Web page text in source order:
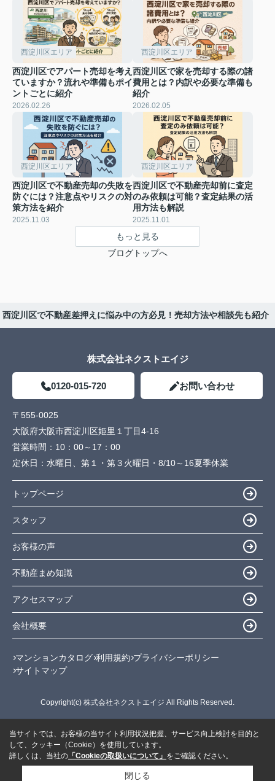
西淀川区エリア
西淀川区でアパート売却を考え
ていますか？流れや準備もポイ
ントごとに紹介
2026.02.26
西淀川区エリア
西淀川区で家を売却する際の諸
費用とは？内訳や必要な準備も
紹介
2026.02.05
西淀川区エリア
西淀川区で不動産売却の失敗を
防ぐには？注意点やリスクの対
策方法を紹介
2025.11.03
西淀川区エリア
西淀川区で不動産売却前に査定
のみ依頼は可能？査定結果の活
用方法も解説
2025.11.01
もっと見る
ブログトップへ
西淀川区で不動産差押えに悩み中の方必見！売却方法や相談先も紹介
株式会社ネクストエイジ
0120-015-720 お問い合わせ
〒555-0025
大阪府大阪市西淀川区姫里１丁目4-16
営業時間： 10：00～17：00
定休日： 水曜日、第１・第３火曜日・8/10～16夏季休業
トップページ
スタッフ
お客様の声
不動産まめ知識
アクセスマップ
会社概要
マンションカタログ 利用規約 プライバシーポリシー
サイトマップ
Copyright(c) 株式会社ネクストエイジ All Rights Reserved.
当サイトでは、お客様の当サイト利用状況把握、サービス向上検討を目的と
して、クッキー（Cookie）を使用しています。
詳しくは、当社の 「Cookieの取扱いについて」 をご確認ください。
閉じる